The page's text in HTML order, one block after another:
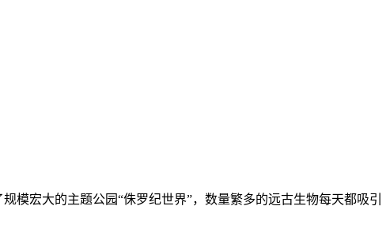
模宏大的主题公园“侏罗纪世界”，数量繁多的远古生物每天都吸引